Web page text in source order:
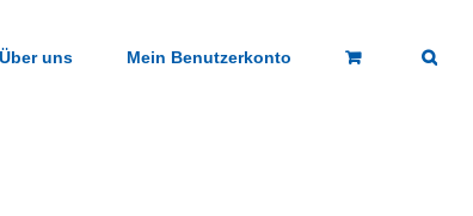
Über uns Mein Benutzerkonto